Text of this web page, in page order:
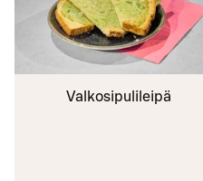
Valkosipulileipä